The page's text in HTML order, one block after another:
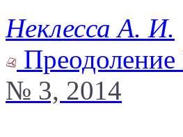
Неклесса А. И.
№ 3, 2014